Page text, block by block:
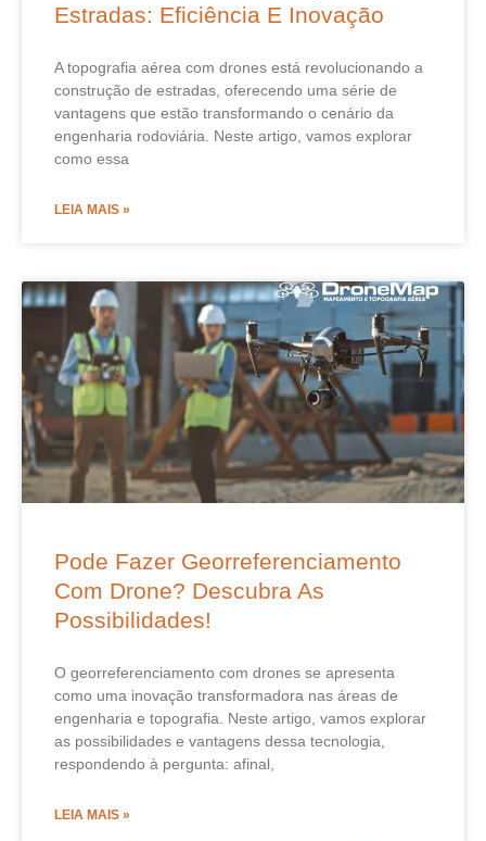
Estradas: Eficiência E Inovação
A topografia aérea com drones está revolucionando a
construção de estradas, oferecendo uma série de
vantagens que estão transformando o cenário da
engenharia rodoviária. Neste artigo, vamos explorar
como essa
LEIA MAIS »
Pode Fazer Georreferenciamento
Com Drone? Descubra As
Possibilidades!
O georreferenciamento com drones se apresenta
como uma inovação transformadora nas áreas de
engenharia e topografia. Neste artigo, vamos explorar
as possibilidades e vantagens dessa tecnologia,
respondendo à pergunta: afinal,
LEIA MAIS »